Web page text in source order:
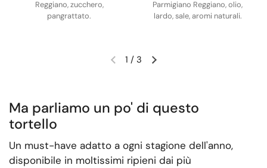
Reggiano, zucchero,
pangrattato.
Parmigiano Reggiano, olio,
lardo, sale, aromi naturali.
1 / 3
Ma parliamo un po' di questo
tortello
Un must-have adatto a ogni stagione dell'anno,
disponibile in moltissimi ripieni dai più